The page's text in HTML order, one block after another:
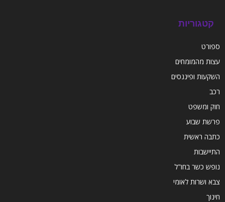
קטגוריות
ספורט
עצות מהמומחים
השקעות ופיננסים
רכב
חוק ומשפט
פרשת שבוע
כתבה ראשית
התיישבות
נופש כשר בחו"ל
צבא ושרות לאומי
חינוך